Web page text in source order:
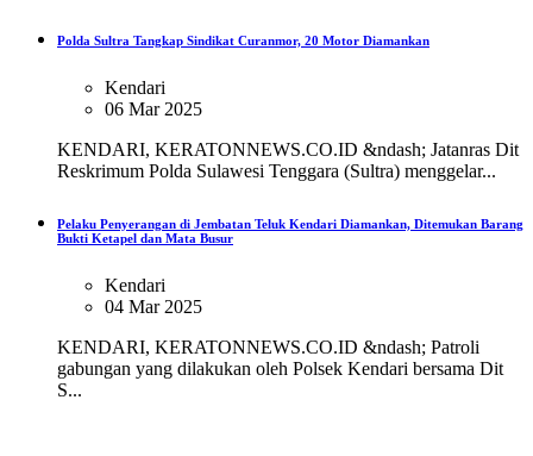
Polda Sultra Tangkap Sindikat Curanmor, 20 Motor Diamankan
Kendari
06 Mar 2025
KENDARI, KERATONNEWS.CO.ID &ndash; Jatanras Dit
Reskrimum Polda Sulawesi Tenggara (Sultra) menggelar...
Pelaku Penyerangan di Jembatan Teluk Kendari Diamankan, Ditemukan Barang
Bukti Ketapel dan Mata Busur
Kendari
04 Mar 2025
KENDARI, KERATONNEWS.CO.ID &ndash; Patroli
gabungan yang dilakukan oleh Polsek Kendari bersama Dit
S...